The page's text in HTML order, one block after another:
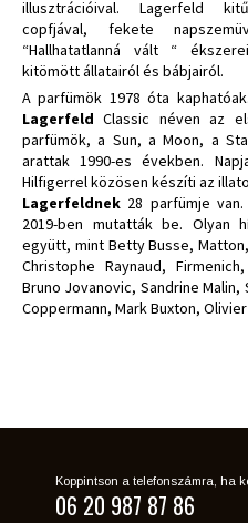
illusztrációival. Lagerfeld
copfjával, fekete
“Hallhatatlanná vált “
kitömött állatairól és bábjairól.
A parfümök 1978 óta
LagerfeldClassic néven az
parfümök, a Sun, a Moon, a
arattak 1990-es években.
Hilfigerrel közösen készíti az
Lagerfeldnek 28 parfümje
2019-ben mutatták be. Olyan
együtt, mint Betty Busse,
Christophe Raynaud,
Bruno Jovanovic, Sandrine
Coppermann, Mark Buxton,
Koppintson a telefonszámra, ha
06 20 987 87 86